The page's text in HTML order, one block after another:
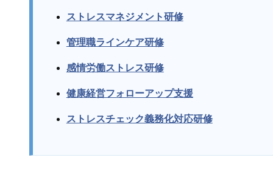
ストレスマネジメント研修
管理職ラインケア研修
感情労働ストレス研修
健康経営フォローアップ支援
ストレスチェック義務化対応研修